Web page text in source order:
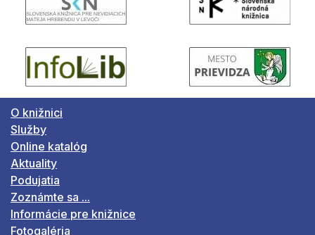
O knižnici
Služby
Online katalóg
Aktuality
Podujatia
Zoznámte sa ...
Informácie pre knižnice
Fotogaléria